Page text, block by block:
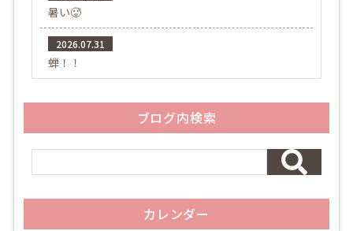
暑い🥵
2026.07.31
蝉！！
ブログ内検索
カレンダー